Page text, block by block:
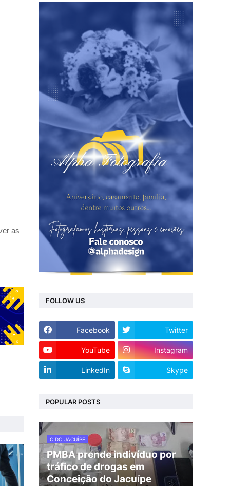
as
FOLLOW US
Facebook Twitter
YouTube Instagram
LinkedIn Skype
POPULAR POSTS
C.DO JACUÍPE
PMBA prende indivíduo por
tráfico de drogas em
Conceição do Jacuípe